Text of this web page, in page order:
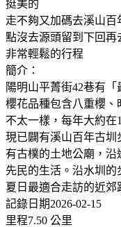
挺美的
走不夠又加碼去溪山
點沒去源頭留到下回再
非常輕鬆的行程
簡介：
陽明山平菁街42巷有
櫻花品種包含八重櫻、
不太一樣，每年大約在
現已闢有溪山百年古
有古樸的土地公廟，
先民的生活。沿水圳
夏日最適合走訪的近郊
記錄日期2026-02-15
里程7.50 公里